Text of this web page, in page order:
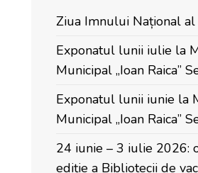
Ziua Imnului Național al
Exponatul lunii iulie la
Municipal „Ioan Raica”
Exponatul lunii iunie la
Municipal „Ioan Raica”
24 iunie – 3 iulie 2026:
ediție a Bibliotecii de